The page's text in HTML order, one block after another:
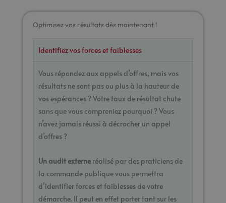
Optimisez vos résultats dès maintenant !
Identifiez vos forces et faiblesses
Vous répondez aux appels d’offres, mais vos
résultats ne sont pas ou plus à la hauteur de
vos espérances ? Votre taux de résultat chute
sans que vous compreniez pourquoi ? Vous
n’avez jamais réussi à décrocher un appel
d’offres ?
Un audit externeréalisé par des praticiens de
la commande publique vous permettra
d’identifier forces et faiblesses de votre
démarche. Il peut en effet porter tant sur les